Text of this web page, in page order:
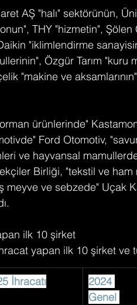
AŞ "halı" sektörünün,
THY "hizmetin",
"iklimlendirme
Özgür Tarım "kuru
"makine ve
ürünlerinde"
Ford Otomotiv,
ve hayvansal
Birliği, "tekstil ve
meyve ve sebzede" Uçak
ilk 10 şirket
yapan ilk 10 şirket ve
İhracatı
2024
Genel